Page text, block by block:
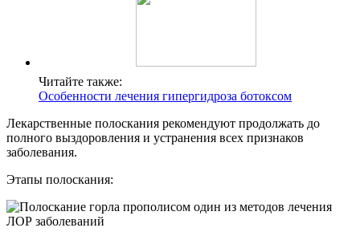
Читайте также:
Особенности лечения гипергидроза ботоксом
Лекарственные полоскания рекомендуют продолжать до
полного выздоровления и устранения всех признаков
заболевания.
Этапы полоскания: